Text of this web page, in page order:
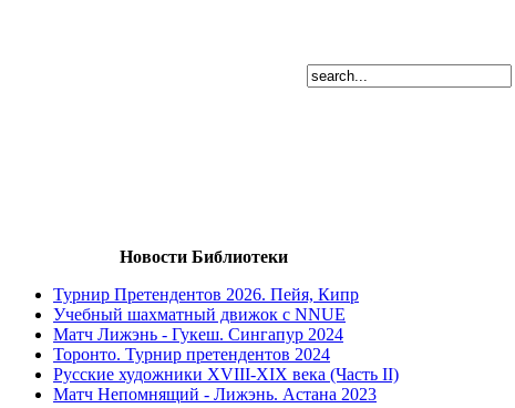
Новости Библиотеки
Турнир Претендентов 2026. Пейя, Кипр
Учебный шахматный движок с NNUE
Матч Лижэнь - Гукеш. Сингапур 2024
Торонто. Турнир претендентов 2024
Русские художники XVIII-XIX века (Часть II)
Матч Непомнящий - Лижэнь. Астана 2023